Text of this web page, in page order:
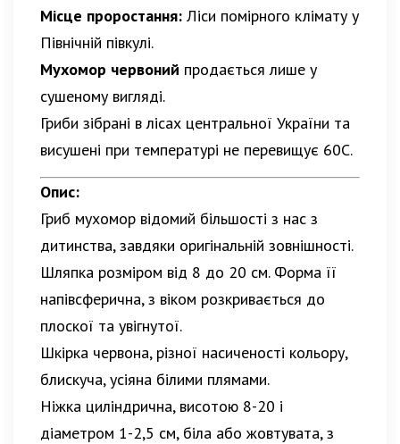
Місце проростання: Ліси помірного клімату у
Північній півкулі.
Мухомор червоний продається лише у
сушеному вигляді.
Гриби зібрані в лісах центральної України та
висушені при температурі не перевищує 60С.
Опис:
Гриб мухомор відомий більшості з нас з
дитинства, завдяки оригінальній зовнішності.
Шляпка розміром від 8 до 20 см. Форма її
напівсферична, з віком розкривається до
плоскої та увігнутої.
Шкірка червона, різної насиченості кольору,
блискуча, усіяна білими плямами.
Ніжка циліндрична, висотою 8-20 і
діаметром 1-2,5 см, біла або жовтувата, з